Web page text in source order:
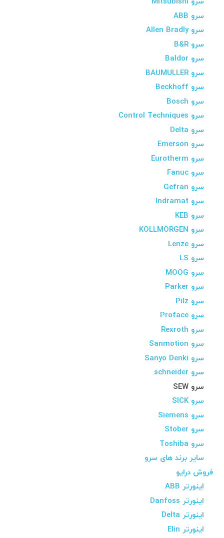
سرو ABB
سرو Allen Bradly
سرو B&R
سرو Baldor
سرو BAUMULLER
سرو Beckhoff
سرو Bosch
سرو Control Techniques
سرو Delta
سرو Emerson
سرو Eurotherm
سرو Fanuc
سرو Gefran
سرو Indramat
سرو KEB
سرو KOLLMORGEN
سرو Lenze
سرو LS
سرو MOOG
سرو Parker
سرو Pilz
سرو Proface
سرو Rexroth
سرو Sanmotion
سرو Sanyo Denki
سرو schneider
سرو SEW
سرو SICK
سرو Siemens
سرو Stober
سرو Toshiba
سایر برند های سرو
فروش درایو
اینورتر ABB
اینورتر Danfoss
اینورتر Delta
اینورتر Elin